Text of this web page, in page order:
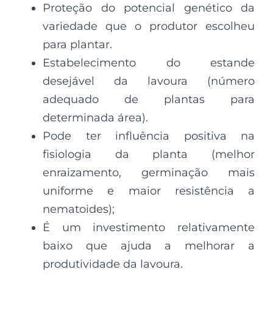
Proteção do potencial genético da
variedade que o produtor escolheu
para plantar.
Estabelecimento do estande
desejável da lavoura (número
adequado de plantas para
determinada área).
Pode ter influência positiva na
fisiologia da planta (melhor
enraizamento, germinação mais
uniforme e maior resistência a
nematoides);
É um investimento relativamente
baixo que ajuda a melhorar a
produtividade da lavoura.